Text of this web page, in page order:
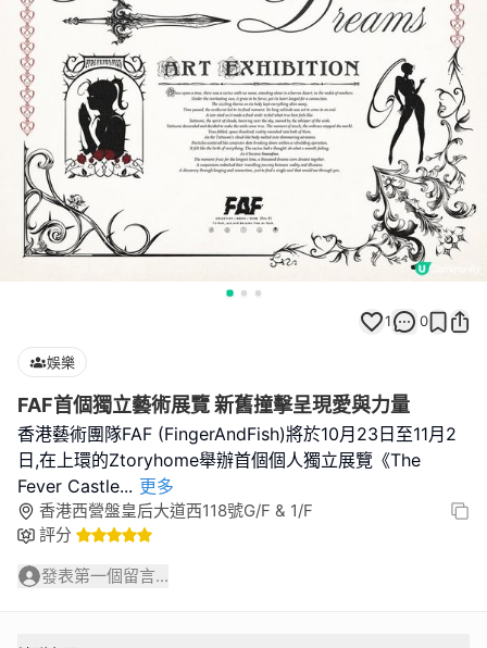
1 0
娛樂
FAF首個獨立藝術展覽 新舊撞擊呈現愛與力量
香港藝術團隊FAF (FingerAndFish)將於10月23日至11月2
日,在上環的Ztoryhome舉辦首個個人獨立展覽《The
Fever Castle... 更多
香港西營盤皇后大道西118號G/F & 1/F
評分
發表第一個留言...